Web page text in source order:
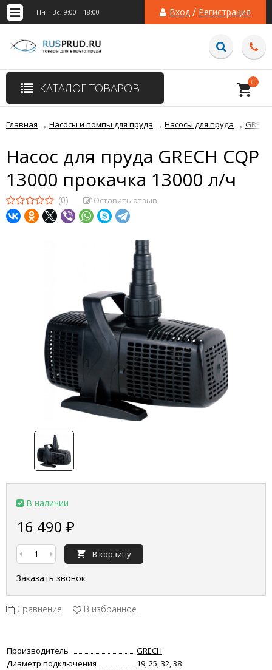
Пн—Вс, 9:00—18:00 Вход / Регистрация
КАТАЛОГ ТОВАРОВ 0
Главная → Насосы и помпы для пруда → Насосы для пруда →
Насос для пруда GRECH CQP
13000 прокачка 13000 л/ч
(0) Оставить отзыв
В наличии
16 490 ₽
В корзину
Заказать звонок
Сравнение В избранное
Производитель
GRECH
Диаметр подключения
19, 25, 32, 38